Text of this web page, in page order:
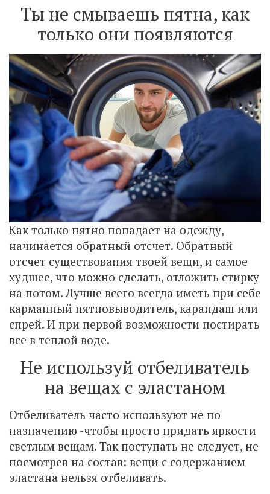
Ты не смываешь пятна, как
только они появляются
Как только пятно попадает на одежду,
начинается обратный отсчет. Обратный
отсчет существования твоей вещи, и самое
худшее, что можно сделать, отложить стирку
на потом. Лучше всего всегда иметь при себе
карманный пятновыводитель, карандаш или
спрей. И при первой возможности постирать
все в теплой воде.
Не используй отбеливатель
на вещах с эластаном
Отбеливатель часто используют не по
назначению -чтобы просто придать яркости
светлым вещам. Так поступать не следует, не
посмотрев на состав: вещи с содержанием
эластана нельзя отбеливать.